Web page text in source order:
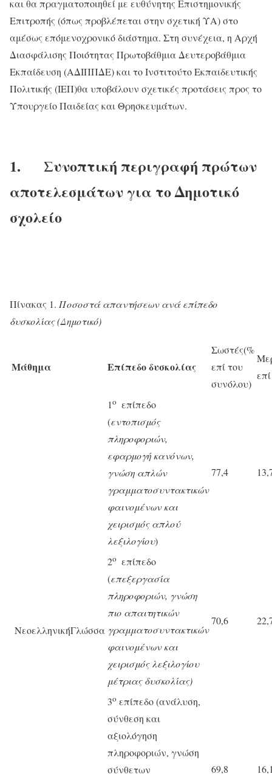
και θα πραγματοποιηθεί με ευθύνητης Επιστημονικής
Επιτροπής (όπως προβλέπεται στην σχετική ΥΑ) στο
αμέσως επόμενοχρονικό διάστημα. Στη συνέχεια, η Αρχή
Διασφάλισης Ποιότητας Πρωτοβάθμια Δευτεροβάθμια
Εκπαίδευση (ΑΔΙΠΠΔΕ) και το Ινστιτούτο Εκπαιδευτικής
Πολιτικής (ΙΕΠ)θα υποβάλουν σχετικές προτάσεις προς το
Υπουργείο Παιδείας και Θρησκευμάτων.
1. Συνοπτική περιγραφή πρώτων
αποτελεσμάτων για το Δημοτικό
σχολείο
Πίνακας 1. Ποσοστά απαντήσεων ανά επίπεδο
δυσκολίας (Δημοτικό)
Μάθημα Επίπεδο δυσκολίας
Σωστές(%
επί του
συνόλου)
ΝεοελληνικήΓλώσσα
1ο επίπεδο
(εντοπισμός
πληροφοριών,
εφαρμογή κανόνων,
γνώση απλών
γραμματοσυντακτικών
φαινομένων και
χειρισμός απλού
λεξιλογίου)
77,4
2ο επίπεδο
(επεξεργασία
πληροφοριών, γνώση
πιο απαιτητικών
γραμματοσυντακτικών
φαινομένων και
χειρισμός λεξιλογίου
μέτριας δυσκολίας)
70,6
3ο επίπεδο (ανάλυση,
σύνθεση και
αξιολόγηση
πληροφοριών, γνώση
σύνθετων
69,8